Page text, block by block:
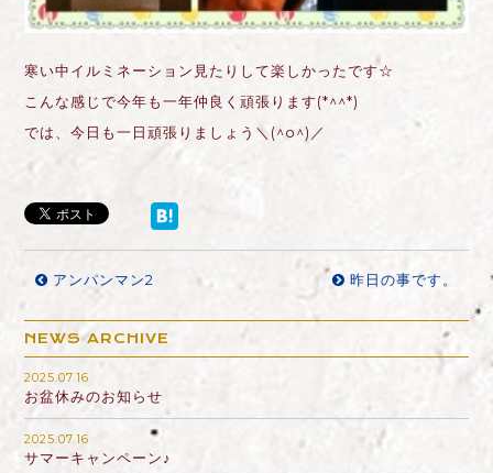
寒い中イルミネーション見たりして楽しかったです☆
こんな感じで今年も一年仲良く頑張ります(*^^*)
では、今日も一日頑張りましょう＼(^o^)／
アンパンマン2 昨日の事です。
NEWS ARCHIVE
2025.07.16
お盆休みのお知らせ
2025.07.16
サマーキャンペーン♪